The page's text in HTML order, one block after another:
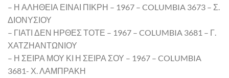
– Η ΑΛΗΘΕΙΑ ΕΙΝΑΙ ΠΙΚΡΗ – 1967 – COLUMBIA 3673 – Σ.
ΔΙΟΝΥΣΙΟΥ
– ΓΙΑΤΙ ΔΕΝ ΗΡΘΕΣ ΤΟΤΕ – 1967 – COLUMBIA 3681 – Γ.
ΧΑΤΖΗΑΝΤΩΝΙΟΥ
– Η ΣΕΙΡΑ ΜΟΥ ΚΙ Η ΣΕΙΡΑ ΣΟΥ – 1967 – COLUMBIA
3681- Χ. ΛΑΜΠΡΑΚΗ